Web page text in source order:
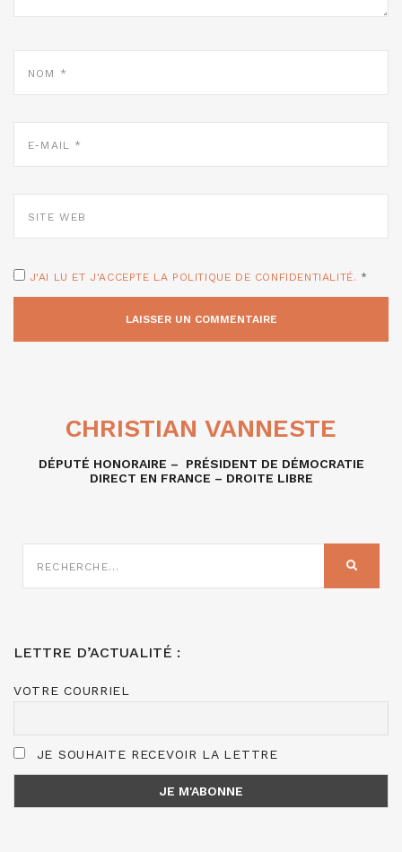
MAIL
WEB
J'AI LU ET J'ACCEPTE LA POLITIQUE DE CONFIDENTIALITÉ. *
CHRISTIAN VANNESTE
DÉPUTÉ HONORAIRE – PRÉSIDENT DE DÉMOCRATIE
DIRECT EN FRANCE – DROITE LIBRE
SUR
LETTRE D’ACTUALITÉ :
VOTRE COURRIEL
JE SOUHAITE RECEVOIR LA LETTRE